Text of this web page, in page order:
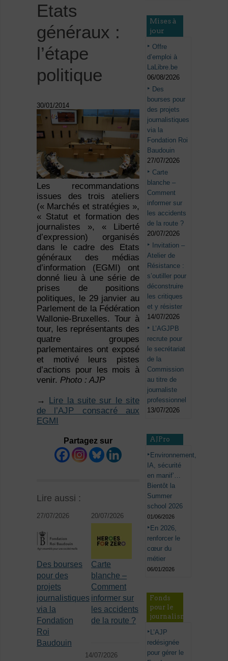
Etats
généraux :
l’étape
politique
30/01/2014
Les recommandations
issues des trois ateliers
(« Marchés et stratégies »,
« Statut et formation des
journalistes », « Liberté
d’expression) organisés
dans le cadre des Etats
généraux des médias
d’information (EGMI) ont
donné lieu à une série de
prises de positions
politiques, le 29 janvier au
Parlement de la Fédération
Wallonie-Bruxelles. Tour à
tour, les représentants des
quatre groupes
parlementaires ont exposé
et motivé leurs pistes
d’actions pour les mois à
venir. Photo : AJP
→ Lire la suite sur le site
de l’AJP consacré aux
EGMI
Partagez sur
Lire aussi :
27/07/2026
Des bourses
pour des
projets
journalistiques
via la
Fondation
Roi
Baudouin
20/07/2026
Carte
blanche –
Comment
informer sur
les accidents
de la route ?
14/07/2026
Mises à
jour
Offre
d’emploi à
LaLibre.be
06/08/2026
Des
bourses pour
des projets
journalistiques
via la
Fondation Roi
Baudouin
27/07/2026
Carte
blanche –
Comment
informer sur
les accidents
de la route ?
20/07/2026
Invitation –
Atelier de
Résistance :
s’outiller pour
déconstruire
les critiques
et y résister
14/07/2026
L’AGJPB
recrute pour
le secrétariat
de la
Commission
au titre de
journaliste
professionnel
13/07/2026
AJPro
Environnement,
IA, sécurité
en manif’…
Bientôt la
Summer
school 2026
01/06/2026
En 2026,
renforcer le
cœur du
métier
06/01/2026
Fonds
pour le
journalisme
L’AJP
redésignée
pour gérer le